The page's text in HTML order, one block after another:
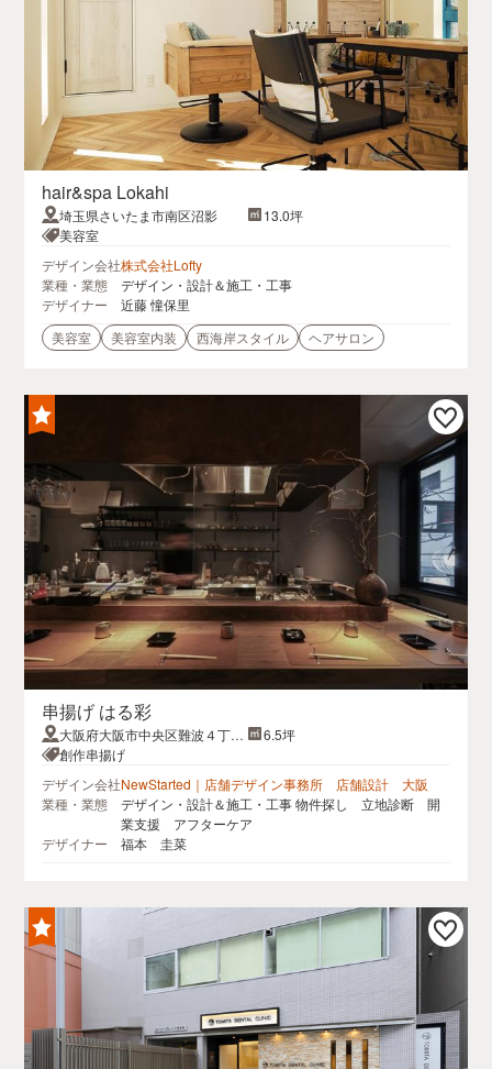
hair&spa Lokahi
埼玉県さいたま市南区沼影
13.0坪
美容室
デザイン会社株式会社Lofty
業種・業態
デザイン・設計＆施工・工事
デザイナー
近藤 憧保里
美容室
美容室内装 西海岸スタイル ヘアサロン
串揚げ はる彩
大阪府大阪市中央区難波４丁目
2－16 難波4丁目ビル2号 203
6.5坪
創作串揚げ
デザイン会社NewStarted｜店舗デザイン事務所 店舗設計 大阪
業種・業態
デザイン・設計＆施工・工事 物件探し 立地診断 開
業支援 アフターケア
デザイナー
福本 圭菜